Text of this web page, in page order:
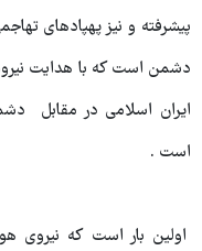
پیشرفته و نیز پهپادهای
دشمن است که با هدایت
ایران اسلامی در مقابل
است .
اولین بار است که نیروی